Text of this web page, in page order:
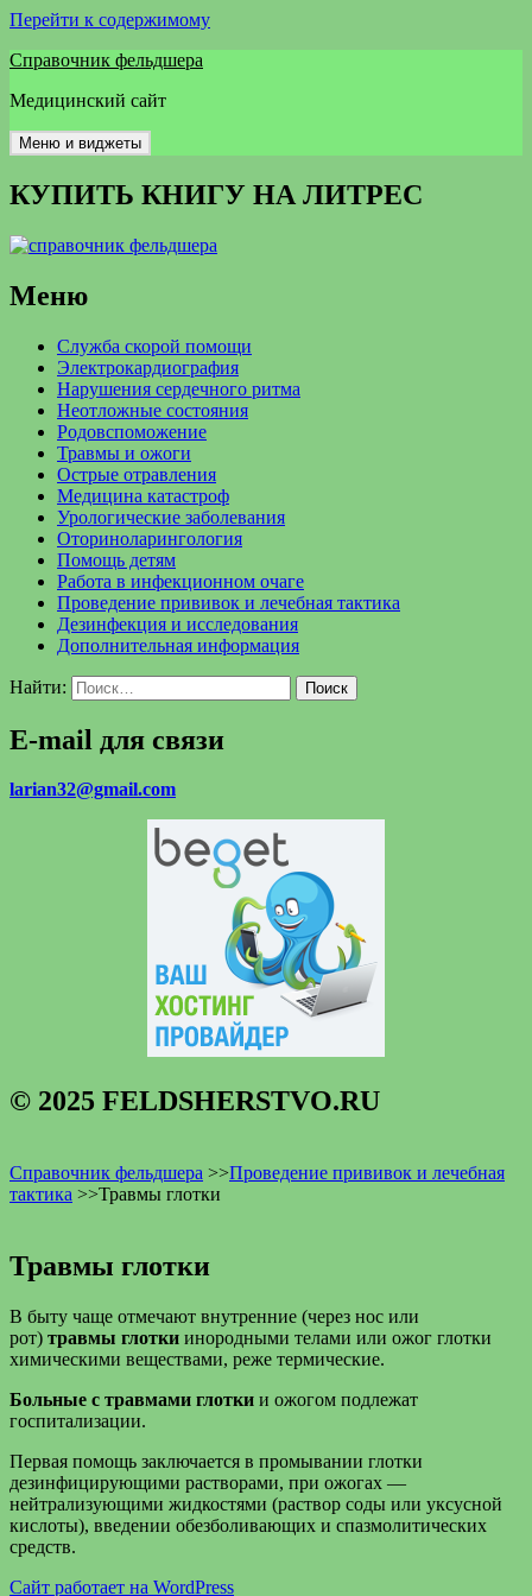
Перейти к содержимому
Справочник фельдшера
Медицинский сайт
Меню и виджеты
КУПИТЬ КНИГУ НА ЛИТРЕС
Меню
Служба скорой помощи
Электрокардиография
Нарушения сердечного ритма
Неотложные состояния
Родовспоможение
Травмы и ожоги
Острые отравления
Медицина катастроф
Урологические заболевания
Оториноларингология
Помощь детям
Работа в инфекционном очаге
Проведение прививок и лечебная тактика
Дезинфекция и исследования
Дополнительная информация
Найти:
E-mail для связи
larian32@gmail.com
© 2025 FELDSHERSTVO.RU
Справочник фельдшера >>Проведение прививок и лечебная
тактика >>Травмы глотки
Травмы глотки
В быту чаще отмечают внутренние (через нос или
рот) травмы глотки инородными телами или ожог глотки
химическими веществами, реже термические.
Больные с травмами глотки и ожогом подлежат
госпитализации.
Первая помощь заключается в промывании глотки
дезинфицирующими растворами, при ожогах —
нейтрализующими жидкостями (раствор соды или уксусной
кислоты), введении обезболивающих и спазмолитических
средств.
Сайт работает на WordPress